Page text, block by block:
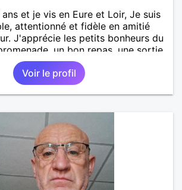
et je vis en Eure et Loir, Je suis
attentionné et fidèle en amitié
J'apprécie les petits bonheurs du
un bon repas, une sortie,
ou un moment de détente à
rencontrer une femme douce,
avec qui partager des
de rire et de confiance. Je
et qu'il n'est jamais trop tard pour
histoire. Si vous aimez les
les valeurs de respect et de
pourrions faire connaissance autour
balade, sans précipitation et
faire le reste. Au plaisir de vous lire.
Voir le profil